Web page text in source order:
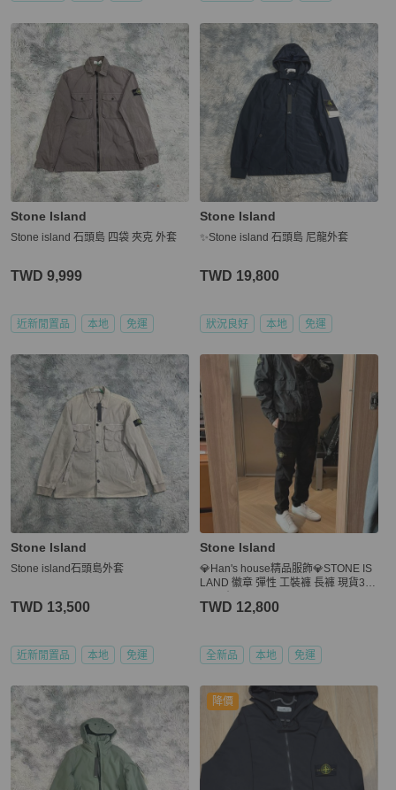
Stone Island
Stone island 石頭島 四袋 夾克 外套
TWD 9,999
近新閒置品 本地 免運
Stone Island
✨Stone island 石頭島 尼龍外套
TWD 19,800
狀況良好 本地 免運
Stone Island
Stone island石頭島外套
TWD 13,500
近新閒置品 本地 免運
Stone Island
💎Han's house精品服飾💎STONE IS
LAND 徽章 彈性 工裝褲 長褲 現貨32/
TWD 12,800
全新品 本地 免運
降價